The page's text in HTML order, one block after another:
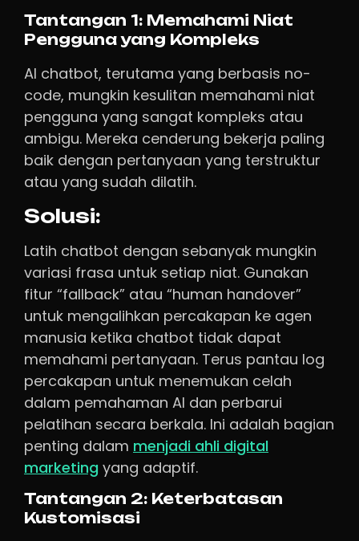
Tantangan 1: Memahami Niat
Pengguna yang Kompleks
AI chatbot, terutama yang berbasis no-
code, mungkin kesulitan memahami niat
pengguna yang sangat kompleks atau
ambigu. Mereka cenderung bekerja paling
baik dengan pertanyaan yang terstruktur
atau yang sudah dilatih.
Solusi:
Latih chatbot dengan sebanyak mungkin
variasi frasa untuk setiap niat. Gunakan
fitur “fallback” atau “human handover”
untuk mengalihkan percakapan ke agen
manusia ketika chatbot tidak dapat
memahami pertanyaan. Terus pantau log
percakapan untuk menemukan celah
dalam pemahaman AI dan perbarui
pelatihan secara berkala. Ini adalah bagian
penting dalam menjadi ahli digital
marketing yang adaptif.
Tantangan 2: Keterbatasan
Kustomisasi